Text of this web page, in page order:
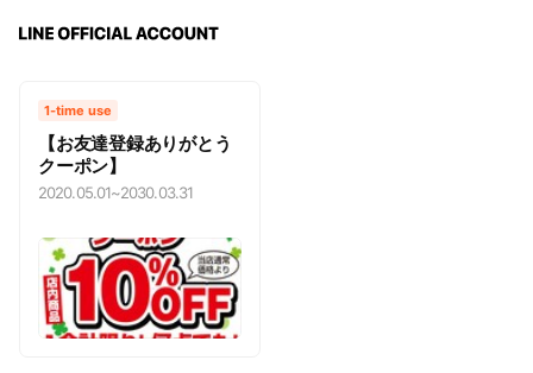
1-time use
【お友達登録ありがとう
クーポン】
2020.05.01~2030.03.31